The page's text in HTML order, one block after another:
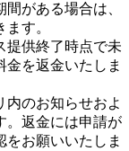
がある場合は、
す。
提供終了時点で未
を返金いたしま
内のお知らせおよ
。返金には申請が
お願いいたしま